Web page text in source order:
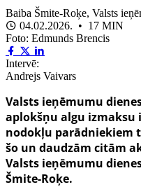
Baiba Šmite-Roķe, Valsts
04.02.2026. • 17 MIN
Foto: Edmunds Brencis
Intervē:
Andrejs Vaivars
Valsts ieņēmumu
aplokšņu algu
nodokļu parādniekiem
šo un daudzām citām
Valsts ieņēmumu
Šmite-Roķe.